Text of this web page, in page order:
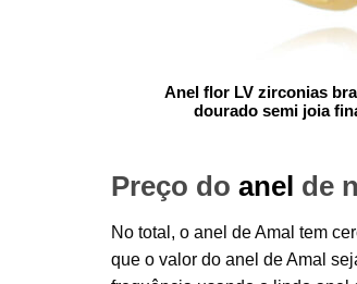
Anel flor LV zirconias
dourado semi joia
Preço do anel de
No total, o anel de Amal tem
que o valor do anel de Amal